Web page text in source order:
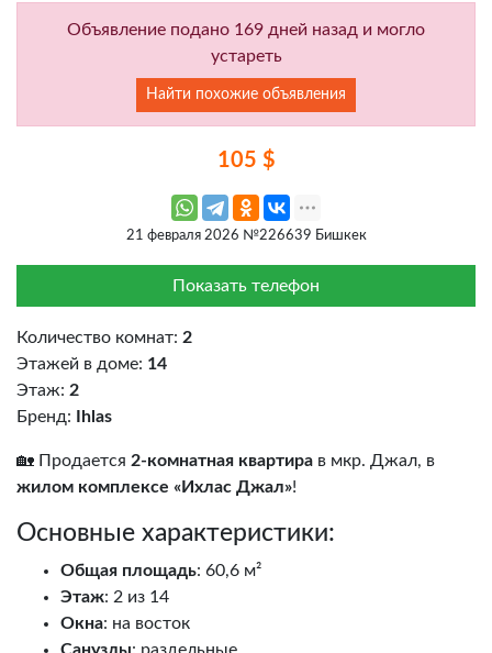
Объявление подано 169 дней назад и могло
устареть
Найти похожие объявления
105 $
21 февраля 2026 №226639 Бишкек
Показать телефон
Количество комнат: 2
Этажей в доме: 14
Этаж: 2
Бренд:
Ihlas
🏡 Продается 2-комнатная квартира в мкр. Джал, в
жилом комплексе «Ихлас Джал»!
Основные характеристики:
Общая площадь: 60,6 м²
Этаж: 2 из 14
Окна: на восток